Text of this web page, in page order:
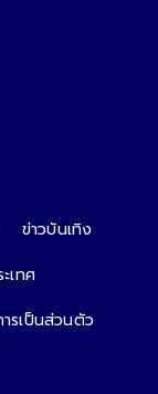
ข่าวบันเทิง
เทศ
รเป็นส่วนตัว